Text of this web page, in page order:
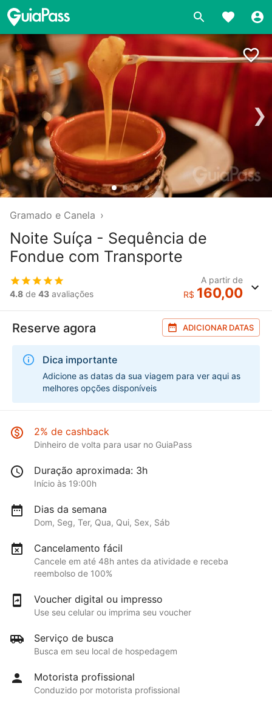
❯
Gramado e Canela ›
Noite Suíça - Sequência de
Fondue com Transporte
4.8 de 43 avaliações
A partir de
R$ 160,00
Reserve agora ADICIONAR DATAS
Dica importante
Adicione as datas da sua viagem para ver aqui as
melhores opções disponíveis
2% de cashback
Dinheiro de volta para usar no GuiaPass
Duração aproximada: 3h
Início às 19:00h
Dias da semana
Dom, Seg, Ter, Qua, Qui, Sex, Sáb
Cancelamento fácil
Cancele em até 48h antes da atividade e receba
reembolso de 100%
Voucher digital ou impresso
Use seu celular ou imprima seu voucher
Serviço de busca
Busca em seu local de hospedagem
Motorista profissional
Conduzido por motorista profissional